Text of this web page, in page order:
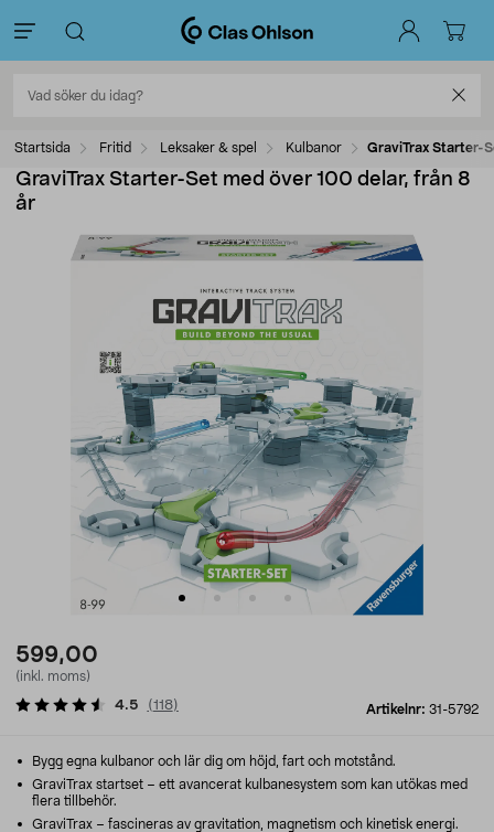
Startsida Fritid Leksaker & spel Kulbanor GraviTrax Starter-
GraviTrax Starter-Set med över 100 delar, från 8
år
599,00
(inkl. moms)
Artikelnr: 31-5792
4.5 (118)
Bygg egna kulbanor och lär dig om höjd, fart och motstånd.
GraviTrax startset – ett avancerat kulbanesystem som kan utökas med
flera tillbehör.
GraviTrax – fascineras av gravitation, magnetism och kinetisk energi.